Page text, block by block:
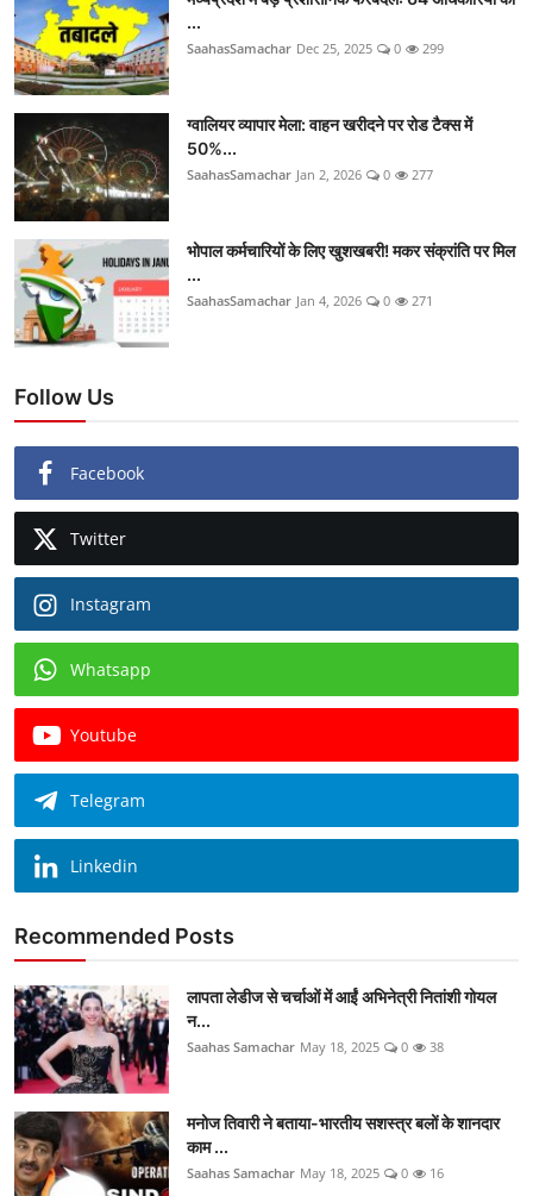
...
SaahasSamachar Dec 25, 2025 0 299
ग्वालियर व्यापार मेला: वाहन खरीदने पर रोड टैक्स में
50%...
SaahasSamachar Jan 2, 2026 0 277
भोपाल कर्मचारियों के लिए खुशखबरी! मकर संक्रांति पर मिल
...
SaahasSamachar Jan 4, 2026 0 271
Follow Us
Facebook
Twitter
Instagram
Whatsapp
Youtube
Telegram
Linkedin
Recommended Posts
लापता लेडीज से चर्चाओं में आईं अभिनेत्री नितांशी गोयल
न...
Saahas Samachar May 18, 2025 0 38
मनोज तिवारी ने बताया-भारतीय सशस्त्र बलों के शानदार
काम ...
Saahas Samachar May 18, 2025 0 16